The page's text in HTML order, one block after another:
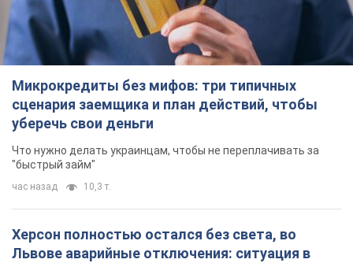
Микрокредиты без мифов: три типичных
сценария заемщика и план действий, чтобы
уберечь свои деньги
Что нужно делать украинцам, чтобы не переплачивать за
"быстрый займ"
час назад 10,3 т.
Херсон полностью остался без света, во
Львове аварийные отключения: ситуация в